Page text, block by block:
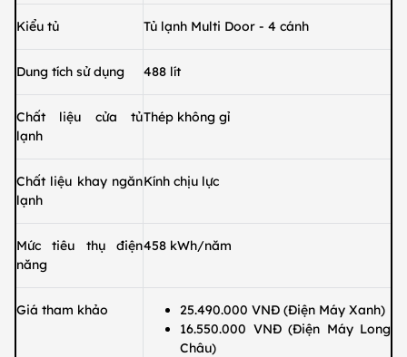
Kiểu tủ Tủ lạnh Multi Door - 4 cánh
Dung tích sử dụng 488 lít
Chất liệu cửa tủ
lạnh
Thép không gỉ
Chất liệu khay ngăn
lạnh
Kính chịu lực
Mức tiêu thụ điện
năng
458 kWh/năm
Giá tham khảo
25.490.000 VNĐ (Điện Máy Xanh)
16.550.000 VNĐ (Điện Máy Long
Châu)